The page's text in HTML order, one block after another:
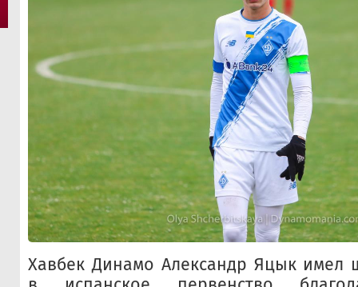
Хавбек Динамо Александр Яцык имел